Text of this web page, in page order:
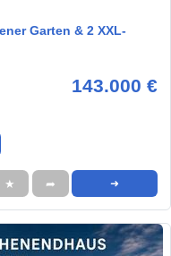
Garten & 2 XXL-
143.000 €
★ ➦ ➜